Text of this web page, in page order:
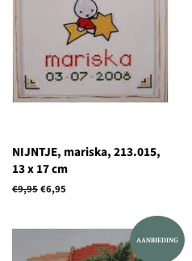
NIJNTJE, mariska, 213.015,
13 x 17 cm
Normale
€9,95Aanbiedingsprijs
€6,95
AANBIEDING